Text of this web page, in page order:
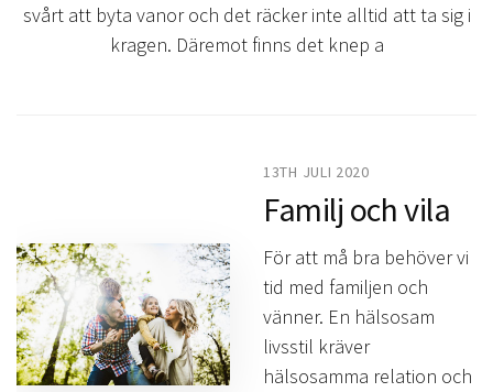
svårt att byta vanor och det räcker inte alltid att ta sig i
kragen. Däremot finns det knep a
13TH JULI 2020
Familj och vila
För att må bra behöver vi
tid med familjen och
vänner. En hälsosam
livsstil kräver
hälsosamma relation och